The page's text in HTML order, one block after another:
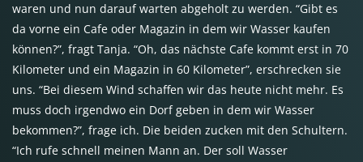
waren und nun darauf warten abgeholt zu werden. “Gibt es
da vorne ein Cafe oder Magazin in dem wir Wasser kaufen
können?”, fragt Tanja. “Oh, das nächste Cafe kommt erst in 70
Kilometer und ein Magazin in 60 Kilometer”, erschrecken sie
uns. “Bei diesem Wind schaffen wir das heute nicht mehr. Es
muss doch irgendwo ein Dorf geben in dem wir Wasser
bekommen?”, frage ich. Die beiden zucken mit den Schultern.
“Ich rufe schnell meinen Mann an. Der soll Wasser